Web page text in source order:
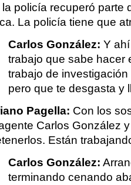
policía recuperó parte
La policía tiene que
Carlos González: Y
trabajo que sabe hacer
trabajo de
pero que te desgasta y
Pagella: Con los
Carlos González
Están
Carlos González:
terminando cenando